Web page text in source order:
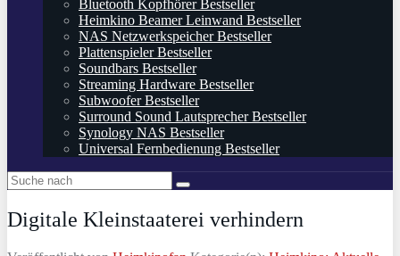
Bluetooth Kopfhörer Bestseller
Heimkino Beamer Leinwand Bestseller
NAS Netzwerkspeicher Bestseller
Plattenspieler Bestseller
Soundbars Bestseller
Streaming Hardware Bestseller
Subwoofer Bestseller
Surround Sound Lautsprecher Bestseller
Synology NAS Bestseller
Universal Fernbedienung Bestseller
Digitale Kleinstaaterei verhindern